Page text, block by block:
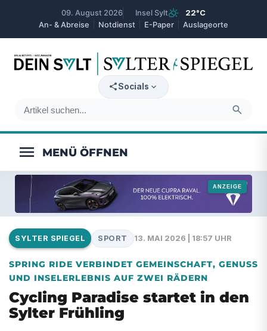
09. August 2026 Insel Syltpartly_cloudy_day
22°C
An- & Abreise
Notdienst E-Paper Auslageorte
search
Socials expand_more
menu
SYLTER SPIEGEL SPORT 13. MAI 2026 | 18:57 UHR
SPRING RIDE VERBINDET GEMEINSCHAFT, GENUSS
UND INSELERLEBNIS AUF ZWEI RÄDERN
Cycling Paradise startet in den
Sylter Frühling